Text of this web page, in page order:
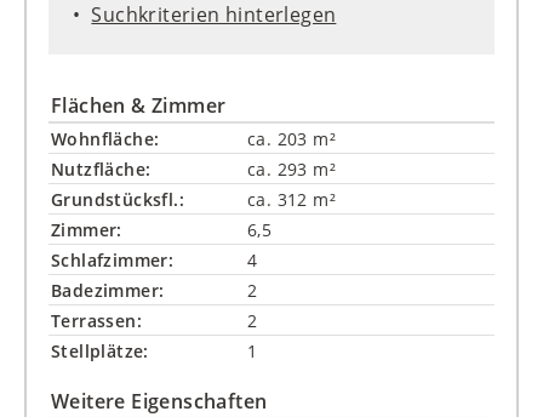
Suchkriterien hinterlegen
Flächen & Zimmer
Wohnfläche:
ca. 203 m²
Nutzfläche:
ca. 293 m²
Grundstücksfl.:
ca. 312 m²
Zimmer:
6,5
Schlafzimmer:
4
Badezimmer:
2
Terrassen:
2
Stellplätze:
1
Weitere Eigenschaften